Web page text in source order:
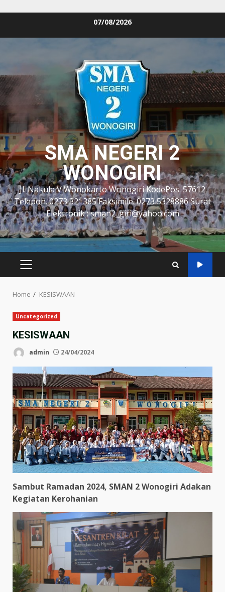
07/08/2026
SMA NEGERI 2
WONOGIRI
Jl. Nakula V Wonokarto Wonogiri KodePos. 57612
Telepon. 0273 321385 Faksimile. 0273 5328886 Surat
Elektronik : sman2_giri@yahoo.com
PRIMARY
Home KESISWAAN
Uncategorized
KESISWAAN
admin 24/04/2024
Sambut Ramadan 2024, SMAN 2 Wonogiri Adakan
Kegiatan Kerohanian